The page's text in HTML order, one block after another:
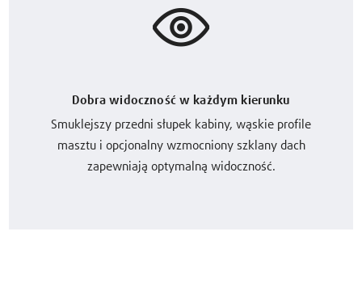
Dobra widoczność w każdym kierunku
Smuklejszy przedni słupek kabiny, wąskie profile
masztu i opcjonalny wzmocniony szklany dach
zapewniają optymalną widoczność.